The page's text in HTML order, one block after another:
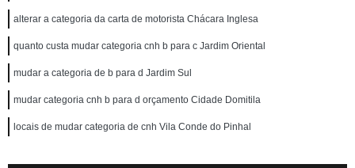
alterar a categoria da carta de motorista Chácara Inglesa
quanto custa mudar categoria cnh b para c Jardim Oriental
mudar a categoria de b para d Jardim Sul
mudar categoria cnh b para d orçamento Cidade Domitila
locais de mudar categoria de cnh Vila Conde do Pinhal